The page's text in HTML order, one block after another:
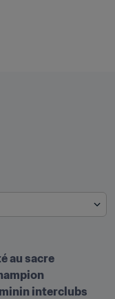
au sacre
interclubs